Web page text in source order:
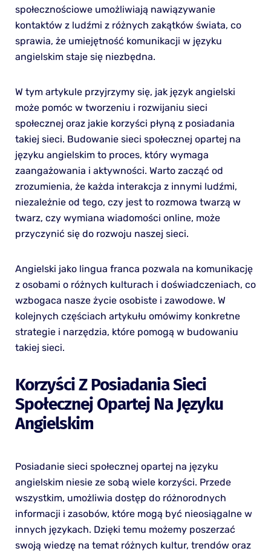
społecznościowe umożliwiają nawiązywanie
kontaktów z ludźmi z różnych zakątków świata, co
sprawia, że umiejętność komunikacji w języku
angielskim staje się niezbędna.
W tym artykule przyjrzymy się, jak język angielski
może pomóc w tworzeniu i rozwijaniu sieci
społecznej oraz jakie korzyści płyną z posiadania
takiej sieci. Budowanie sieci społecznej opartej na
języku angielskim to proces, który wymaga
zaangażowania i aktywności. Warto zacząć od
zrozumienia, że każda interakcja z innymi ludźmi,
niezależnie od tego, czy jest to rozmowa twarzą w
twarz, czy wymiana wiadomości online, może
przyczynić się do rozwoju naszej sieci.
Angielski jako lingua franca pozwala na komunikację
z osobami o różnych kulturach i doświadczeniach, co
wzbogaca nasze życie osobiste i zawodowe. W
kolejnych częściach artykułu omówimy konkretne
strategie i narzędzia, które pomogą w budowaniu
takiej sieci.
Korzyści Z Posiadania Sieci
Społecznej Opartej Na Języku
Angielskim
Posiadanie sieci społecznej opartej na języku
angielskim niesie ze sobą wiele korzyści. Przede
wszystkim, umożliwia dostęp do różnorodnych
informacji i zasobów, które mogą być nieosiągalne w
innych językach. Dzięki temu możemy poszerzać
swoją wiedzę na temat różnych kultur, trendów oraz